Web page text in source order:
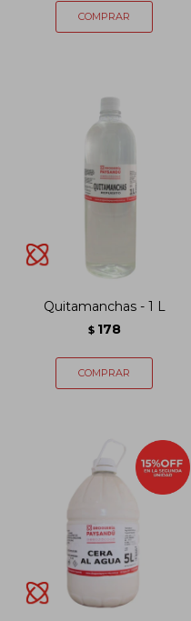
Quitamanchas - 1 L
$ 178